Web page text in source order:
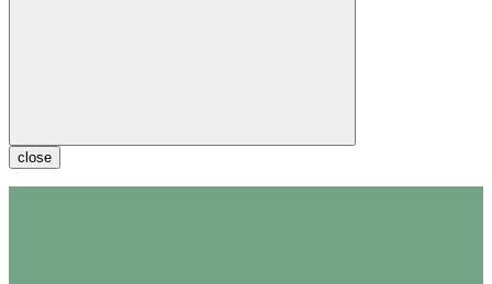
close